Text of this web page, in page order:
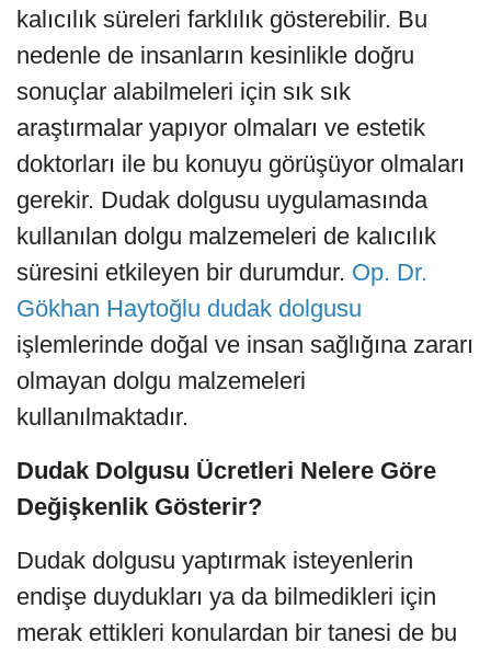
kalıcılık süreleri farklılık gösterebilir. Bu
nedenle de insanların kesinlikle doğru
sonuçlar alabilmeleri için sık sık
araştırmalar yapıyor olmaları ve estetik
doktorları ile bu konuyu görüşüyor olmaları
gerekir. Dudak dolgusu uygulamasında
kullanılan dolgu malzemeleri de kalıcılık
süresini etkileyen bir durumdur. Op. Dr.
Gökhan Haytoğlu dudak dolgusu
işlemlerinde doğal ve insan sağlığına zararı
olmayan dolgu malzemeleri
kullanılmaktadır.
Dudak Dolgusu Ücretleri Nelere Göre
Değişkenlik Gösterir?
Dudak dolgusu yaptırmak isteyenlerin
endişe duydukları ya da bilmedikleri için
merak ettikleri konulardan bir tanesi de bu